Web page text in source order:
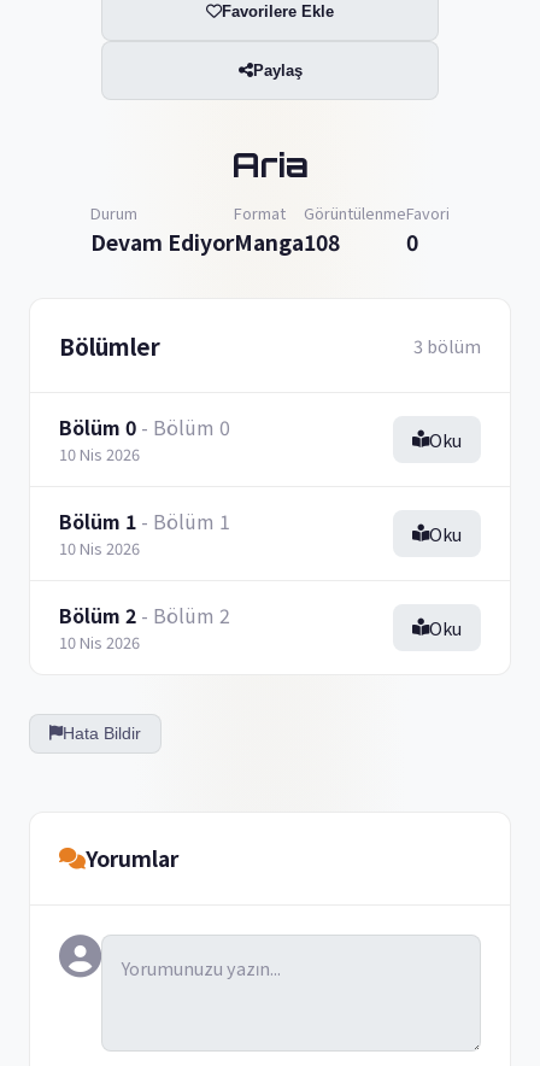
Favorilere Ekle
Paylaş
Aria
Durum
Devam Ediyor
Format
Manga
Görüntülenme
108
Favori
0
Bölümler 3 bölüm
Bölüm 0 - Bölüm 0
10 Nis 2026
Oku
Bölüm 1 - Bölüm 1
10 Nis 2026
Oku
Bölüm 2 - Bölüm 2
10 Nis 2026
Oku
Hata Bildir
Yorumlar